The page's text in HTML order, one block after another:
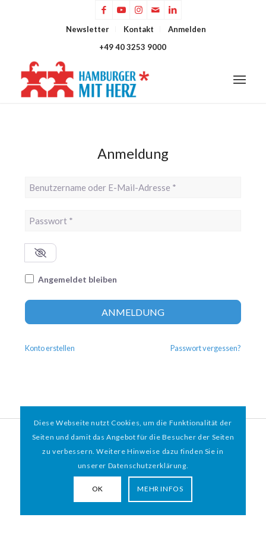
Newsletter Kontakt
Anmelden
+49 40 3253 9000
Anmeldung
Benutzername oder E-Mail-Adresse
Passwort *
Angemeldet bleiben
ANMELDUNG
Konto erstellen Passwort vergessen?
© 2026 HAMBURGER*MIT HERZ e.V. | WEBDESIGN BY WEBIGAMI
Diese Webseite nutzt Cookies, um die Funktionalität der
Seiten und damit das Angebot für die Besucher der Seiten
zu verbessern. Weitere Hinweise dazu finden Sie in
unserer Datenschutzerklärung.
OK MEHR INFOS